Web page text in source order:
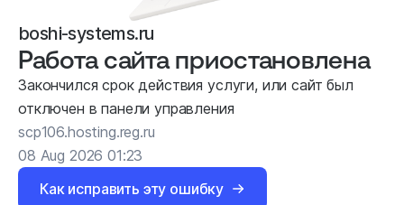
boshi-systems.ru
Работа сайта приостановлена
Закончился срок действия услуги, или сайт был
отключен в панели управления
scp106.hosting.reg.ru
08 Aug 2026 01:23
Как исправить эту ошибку